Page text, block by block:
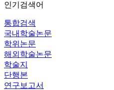
인기검색어
통합검색
국내학술논문
학위논문
해외학술논문
학술지
단행본
연구보고서